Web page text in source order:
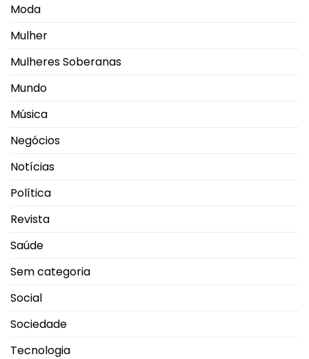
Moda
Mulher
Mulheres Soberanas
Mundo
Música
Negócios
Notícias
Política
Revista
Saúde
Sem categoria
Social
Sociedade
Tecnologia